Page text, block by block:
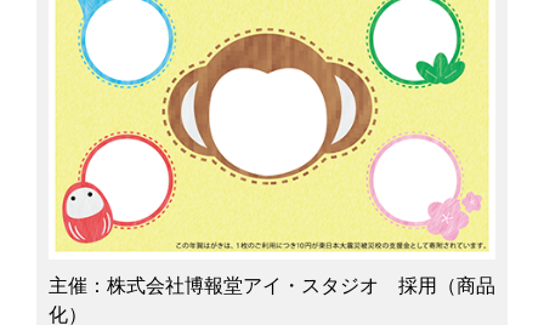
主催：株式会社博報堂アイ・スタジオ 採用（商品
化）